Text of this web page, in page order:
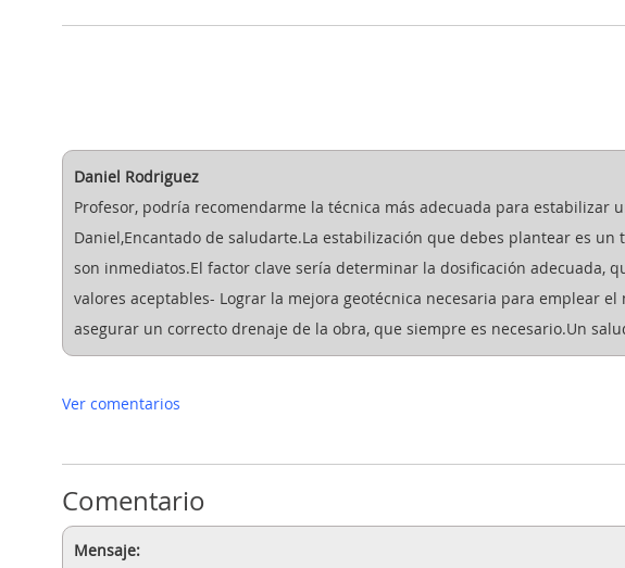
Daniel Rodriguez
Profesor, podría recomendarme la técnica más adecuada para
Daniel,Encantado de saludarte.La estabilización que debes plantear es
son inmediatos.El factor clave sería determinar la dosificación adecuada,
valores aceptables- Lograr la mejora geotécnica necesaria para emplear
asegurar un correcto drenaje de la obra, que siempre es necesario.Un
Ver comentarios
Comentario
Mensaje: